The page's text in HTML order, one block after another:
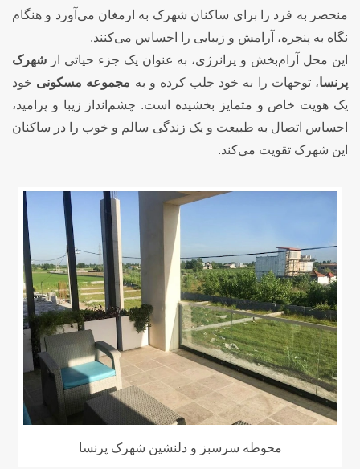
منحصر به فرد را برای ساکنان شهرک به ارمغان می‌آورد و هنگام
نگاه به پنجره، آرامش و زیبایی را احساس می‌کنند.
این محل آرام‌بخش و پرانرژی، به عنوان یک جزء حیاتی از شهرک
پرنسا، توجهات را به خود جلب کرده و به مجموعه مسکونی خود
یک هویت خاص و متمایز بخشیده است. چشم‌انداز زیبا و پرامید،
احساس اتصال به طبیعت و یک زندگی سالم و خوب را در ساکنان
این شهرک تقویت می‌کند.
محوطه سرسبز و دلنشین شهرک پرنسا